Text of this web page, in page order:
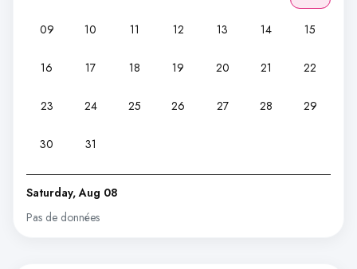
09 10 11 12 13 14 15
16 17 18 19 20 21 22
23 24 25 26 27 28 29
30 31
Saturday, Aug 08
Pas de données